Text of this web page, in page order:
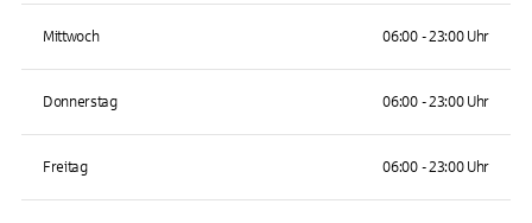
Mittwoch 06:00 - 23:00 Uhr
Donnerstag 06:00 - 23:00 Uhr
Freitag 06:00 - 23:00 Uhr